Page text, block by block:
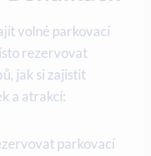
volné parkovací
rezervovat
jak si zajistit
a atrakcí:
parkovací